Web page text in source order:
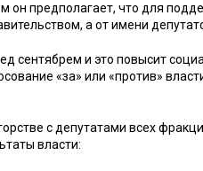
он предполагает, что для
а от имени
сентябрем и это повысит
«за» или «против»
с депутатами всех
власти: